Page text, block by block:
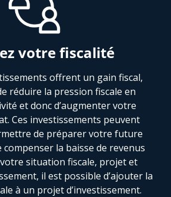
votre fiscalité
offrent un gain fiscal,
réduire la pression fiscale en
et donc d’augmenter votre
Ces investissements peuvent
de préparer votre future
la baisse de revenus
situation fiscale, projet et
il est possible d’ajouter la
à un projet d’investissement.